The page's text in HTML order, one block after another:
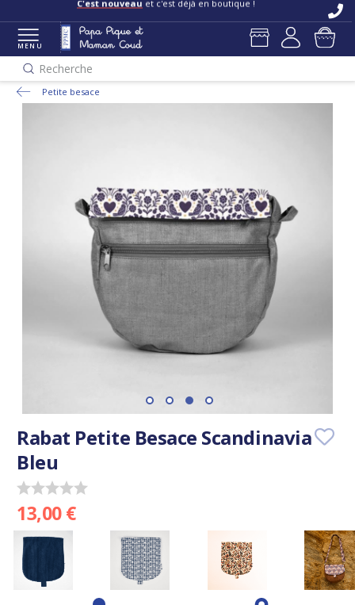
C'est nouveau et c'est déjà en boutique !
MENU
Recherche
Petite besace
Rabat Petite Besace Scandinavia
Bleu
13,00 €